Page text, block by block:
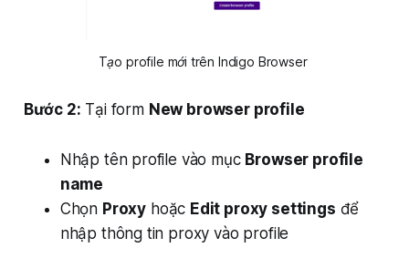
Tạo profile mới trên Indigo Browser
Bước 2: Tại form New browser profile
Nhập tên profile vào mục Browser profile
name
Chọn Proxy hoặc Edit proxy settings để
nhập thông tin proxy vào profile